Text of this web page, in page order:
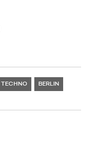
TECHNO BERLIN